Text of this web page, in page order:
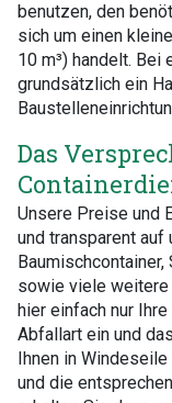
benutzen, den
sich um einen
10 m³) handelt. Bei
grundsätzlich ein
Das
Unsere Preise und
und transparent
sowie viele weitere
hier einfach nur
Abfallart ein und
Ihnen in
und die